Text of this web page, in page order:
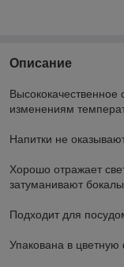
Описание
Высококачественное
изменениям
Напитки не
Хорошо отражает
затуманивают бокалы.
Подходит для
Упакована в